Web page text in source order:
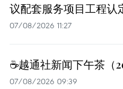
议配套服务项目工程认
07/08/2026 11:27
☕️越通社新闻下午茶（
07/08/2026 09:39